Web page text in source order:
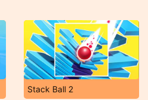
Stack Ball 2